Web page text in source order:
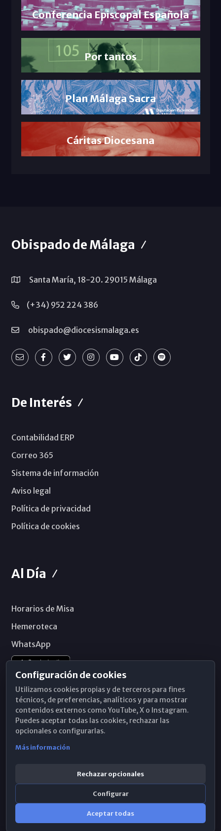
Conferencia Episcopal Española
Por tantos
Plan Málaga Sacra
Cáritas Diocesana
Obispado de Málaga
Santa María, 18-20. 29015 Málaga
(+34) 952 224 386
obispado@diocesismalaga.es
De Interés
Contabilidad ERP
Correo 365
Sistema de información
Aviso legal
Política de privacidad
Política de cookies
Al Día
Horarios de Misa
Hemeroteca
WhatsApp
Configuración de cookies
Utilizamos cookies propias y de terceros para fines
técnicos, de preferencias, analíticos y para mostrar
contenidos externos como YouTube, X o Instagram.
Puedes aceptar todas las cookies, rechazar las
opcionales o configurarlas.
Más información
Rechazar opcionales
Configurar
Aceptar todas